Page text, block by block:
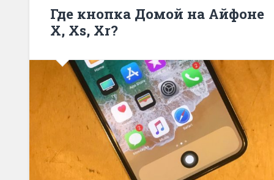
Где кнопка Домой на Айфоне
X, Xs, Xr?